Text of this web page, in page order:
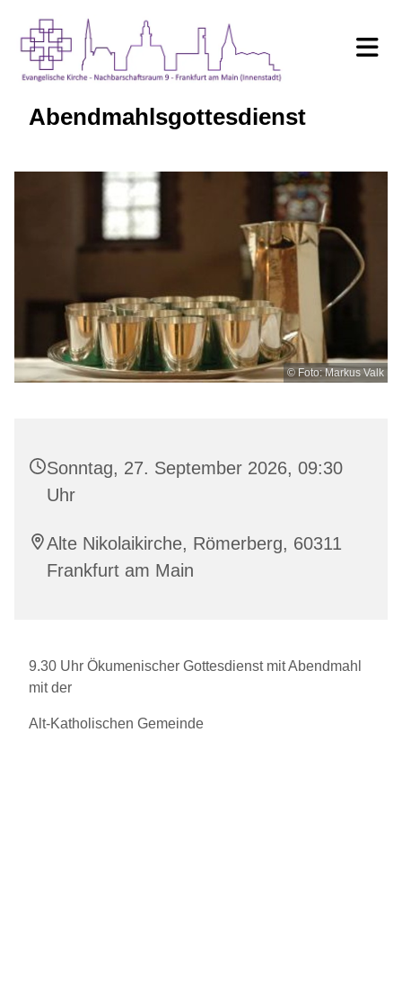
Abendmahlsgottesdienst
© Foto: Markus Valk
Sonntag, 27. September 2026, 09:30
Uhr
Alte Nikolaikirche, Römerberg, 60311
Frankfurt am Main
9.30 Uhr Ökumenischer Gottesdienst mit Abendmahl
mit der
Alt-Katholischen Gemeinde